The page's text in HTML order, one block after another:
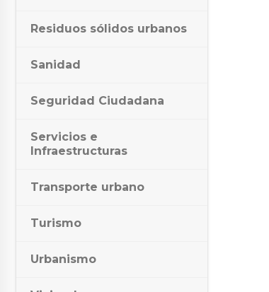
Residuos sólidos urbanos
Sanidad
Seguridad Ciudadana
Servicios e
Infraestructuras
Transporte urbano
Turismo
Urbanismo